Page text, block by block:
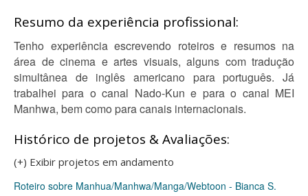
Resumo da experiência profissional:
Tenho experiência escrevendo roteiros e resumos na
área de cinema e artes visuais, alguns com tradução
simultânea de inglês americano para português. Já
trabalhei para o canal Nado-Kun e para o canal MEI
Manhwa, bem como para canais internacionais.
Histórico de projetos & Avaliações:
(+) Exibir projetos em andamento
Roteiro sobre Manhua/Manhwa/Manga/Webtoon - Bianca S.